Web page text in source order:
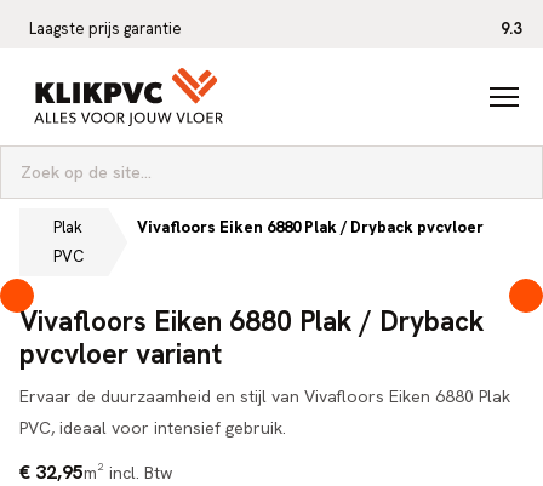
Laagste prijs garantie 9.3
Zoeken naar:
Home
Plak
PVC
Vivafloors Eiken 6880 Plak / Dryback pvcvloer
Vivafloors Eiken 6880 Plak / Dryback
pvcvloer variant
Ervaar de duurzaamheid en stijl van Vivafloors Eiken 6880 Plak
PVC, ideaal voor intensief gebruik.
€ 32,95m² incl. Btw